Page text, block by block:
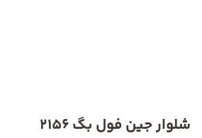
شلوار جین فول بگ 2156